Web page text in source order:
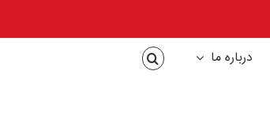
درباره ما